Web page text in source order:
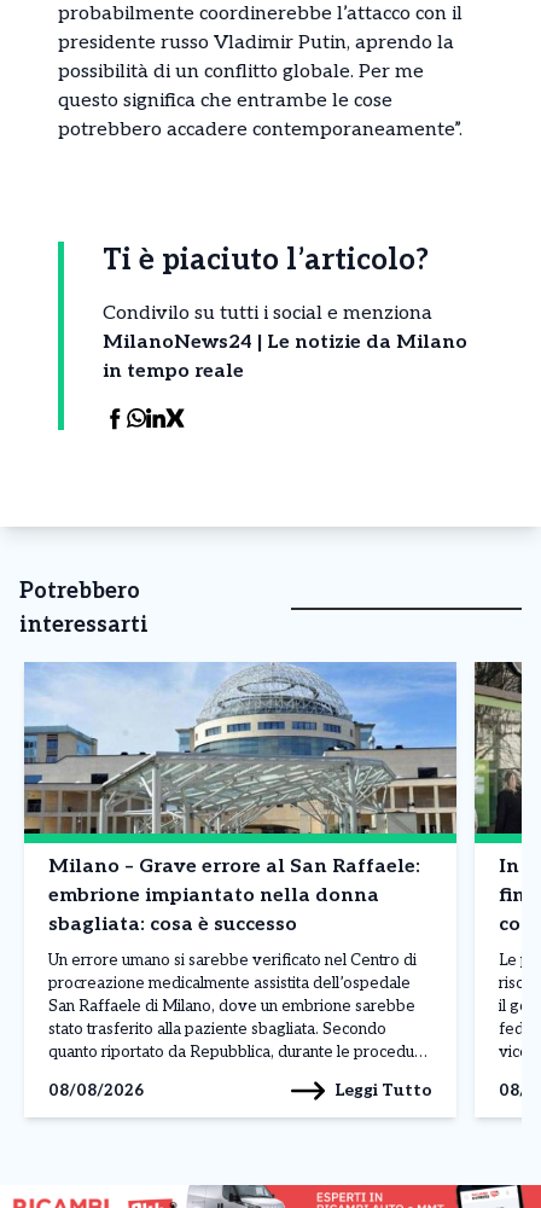
probabilmente coordinerebbe l’attacco con il
presidente russo Vladimir Putin, aprendo la
possibilità di un conflitto globale. Per me
questo significa che entrambe le cose
potrebbero accadere contemporaneamente”.
Ti è piaciuto l’articolo?
Condivilo su tutti i social e menziona
MilanoNews24 | Le notizie da Milano
in tempo reale
Potrebbero
interessarti
Milano – Grave errore al San Raffaele:
embrione impiantato nella donna
sbagliata: cosa è successo
Un errore umano si sarebbe verificato nel Centro di
procreazione medicalmente assistita dell’ospedale
San Raffaele di Milano, dove un embrione sarebbe
stato trasferito alla paziente sbagliata. Secondo
quanto riportato da Repubblica, durante le procedure
sarebbe nato da una lettura non corretta dell’ordine
delle pazienti presente nel sistema operativo, […]
08/08/2026 Leggi Tutto
In
Le
il
08/